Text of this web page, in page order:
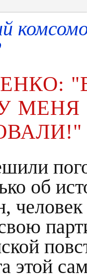
МЕНЯ
об
этой